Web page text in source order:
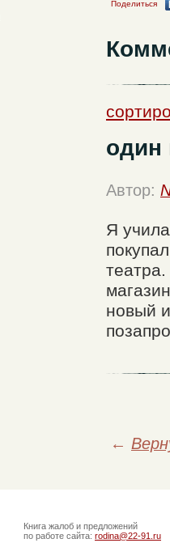
Поделиться
один
Автор:
Я
новый
←
Книга жалоб и предложений
по работе сайта: rodina@22-91.ru